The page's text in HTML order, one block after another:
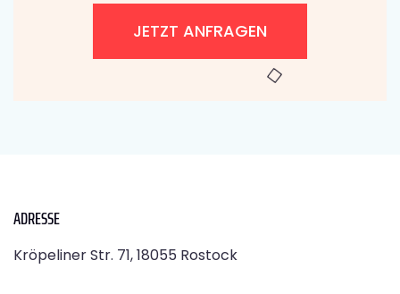
JETZT ANFRAGEN
ADRESSE
Kröpeliner Str. 71, 18055 Rostock